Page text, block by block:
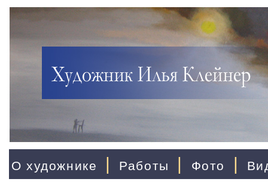
О художнике | Работы | Фото |